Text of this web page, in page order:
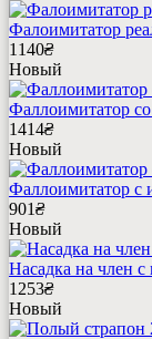
Фалоимитатор
1140₴
Новый
Фаллоимитатор
1414₴
Новый
Фаллоимитатор с
901₴
Новый
Насадка на член
1253₴
Новый